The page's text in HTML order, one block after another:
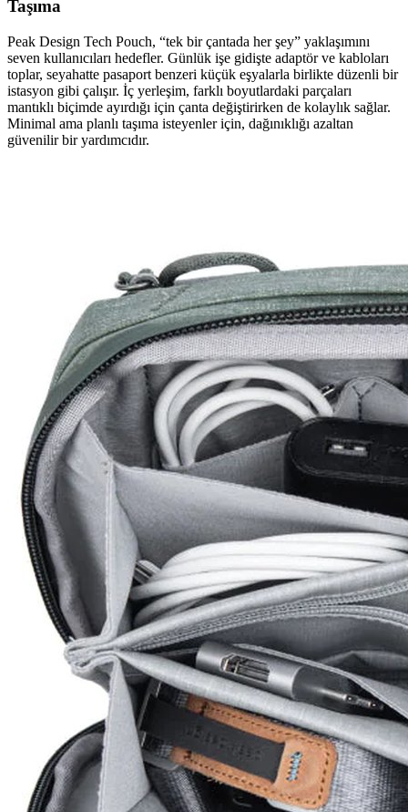
Taşıma
Peak Design Tech Pouch, “tek bir çantada her şey” yaklaşımını
seven kullanıcıları hedefler. Günlük işe gidişte adaptör ve kabloları
toplar, seyahatte pasaport benzeri küçük eşyalarla birlikte düzenli bir
istasyon gibi çalışır. İç yerleşim, farklı boyutlardaki parçaları
mantıklı biçimde ayırdığı için çanta değiştirirken de kolaylık sağlar.
Minimal ama planlı taşıma isteyenler için, dağınıklığı azaltan
güvenilir bir yardımcıdır.